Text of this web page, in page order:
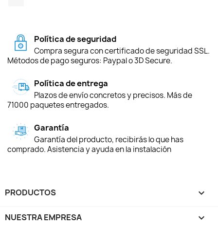
Política de seguridad
Compra segura con certificado de seguridad SSL.
Métodos de pago seguros: Paypal o 3D Secure.
Política de entrega
Plazos de envío concretos y precisos. Más de
71000 paquetes entregados.
Garantía
Garantía del producto, recibirás lo que has
comprado. Asistencia y ayuda en la instalación
PRODUCTOS 
NUESTRA EMPRESA 